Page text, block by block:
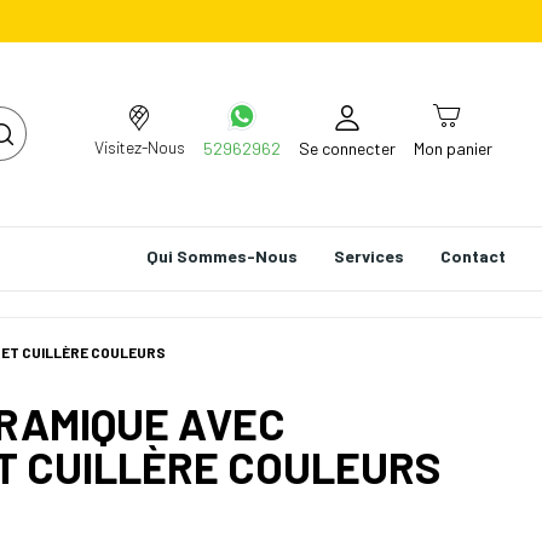
Visitez-Nous 52962962 Se connecter Mon panier
Qui Sommes-Nous Services Contact
CUILLÈRE COULEURS
AVEC
CUILLÈRE COULEURS